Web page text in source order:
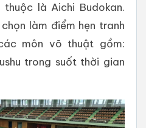
là Aichi Budokan.
làm điểm hẹn tranh
môn võ thuật gồm:
trong suốt thời gian